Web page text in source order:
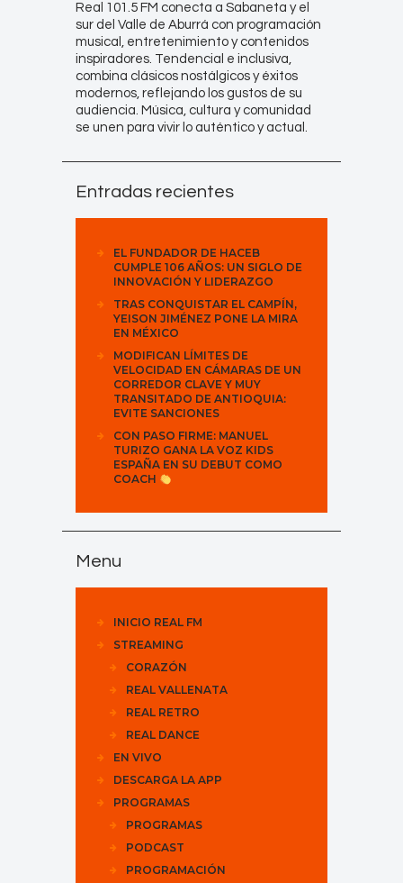
Real 101.5 FM conecta a Sabaneta y el
sur del Valle de Aburrá con programación
musical, entretenimiento y contenidos
inspiradores. Tendencial e inclusiva,
combina clásicos nostálgicos y éxitos
modernos, reflejando los gustos de su
audiencia. Música, cultura y comunidad
se unen para vivir lo auténtico y actual.
Entradas recientes
EL FUNDADOR DE HACEB
CUMPLE 106 AÑOS: UN SIGLO DE
INNOVACIÓN Y LIDERAZGO
TRAS CONQUISTAR EL CAMPÍN,
YEISON JIMÉNEZ PONE LA MIRA
EN MÉXICO
MODIFICAN LÍMITES DE
VELOCIDAD EN CÁMARAS DE UN
CORREDOR CLAVE Y MUY
TRANSITADO DE ANTIOQUIA:
EVITE SANCIONES
CON PASO FIRME: MANUEL
TURIZO GANA LA VOZ KIDS
ESPAÑA EN SU DEBUT COMO
COACH
Menu
INICIO REAL FM
STREAMING
CORAZÓN
REAL VALLENATA
REAL RETRO
REAL DANCE
EN VIVO
DESCARGA LA APP
PROGRAMAS
PROGRAMAS
PODCAST
PROGRAMACIÓN